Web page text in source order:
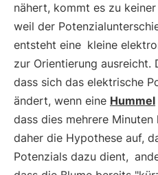
nähert, kommt es zu
weil der
entsteht eine kleine
zur Orientierung ausreicht.
dass sich das elektrische
ändert, wenn eine Hummel
dass dies mehrere
daher die Hypothese auf,
Potenzials dazu dient,